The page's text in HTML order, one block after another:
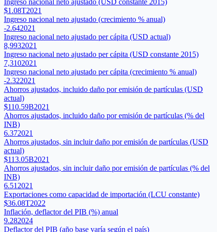
$1.08T2021
Ingreso nacional neto ajustado (crecimiento % anual)
-2.642021
Ingreso nacional neto ajustado per cápita (USD actual)
8,9932021
Ingreso nacional neto ajustado per cápita (USD constante 2015)
7,3102021
Ingreso nacional neto ajustado per cápita (crecimiento % anual)
-2.322021
Ahorros ajustados, incluido daño por emisión de partículas (USD
actual)
$110.59B2021
Ahorros ajustados, incluido daño por emisión de partículas (% del
INB)
6.372021
Ahorros ajustados, sin incluir daño por emisión de partículas (USD
actual)
$113.05B2021
Ahorros ajustados, sin incluir daño por emisión de partículas (% del
INB)
6.51 2021
Exportaciones como capacidad de importación (LCU constante)
$36.08T2022
Inflación, deflactor del PIB (%) anual
9.282024
Deflactor del PIB (año base varía según el país)